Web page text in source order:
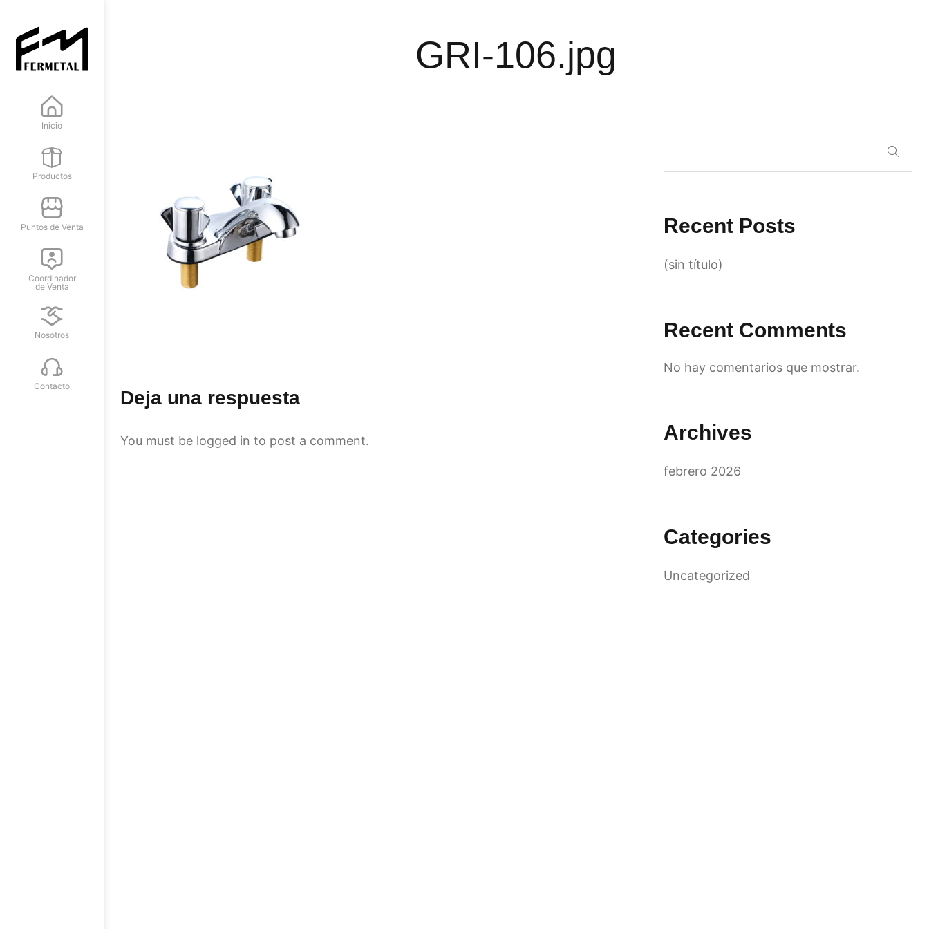
Inicio
Productos
Puntos de Venta
Coordinador
de Venta
Nosotros
Contacto
GRI-106.jpg
Recent Posts
(sin título)
Recent Comments
No hay comentarios que mostrar.
Archives
febrero 2026
Categories
Uncategorized
Deja una respuesta
You must be logged in to post a comment.